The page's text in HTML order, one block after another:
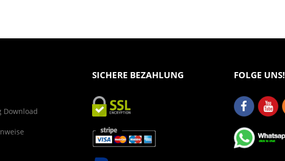
Download
SICHERE BEZAHLUNG FOLGE UNS!